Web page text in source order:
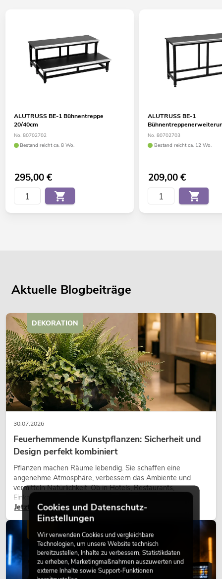
ALUTRUSS BE-1 Bühnentreppe
20/40cm
No. 80702702
Bestand reicht ca. 8 Wo.
295,00€
ALUTRUSS BE-1
No. 80702703
Bestand reicht ca. 12 Wo.
209,00€
Aktuelle Blogbeiträge
30.07.2026
Feuerhemmende Kunstpflanzen: Sicherheit und
Design perfekt kombiniert
Pflanzen machen Räume lebendig. Sie schaffen eine
angenehme Atmosphäre, verbessern das Ambiente und
vermitteln Natürlichkeit. Ob in Hotels, Restaurants,
Einkaufszentren, Bürogebäuden oder auf Messeständen:
eine hochwertige Begrünung gehört heute längst zum
modernen Raumkonzept.
Jetzt lesen
DEKORATION
LICHT
Cookies und Datenschutz-
Einstellungen
Wir verwenden Cookies und vergleichbare
Technologien, um unsere Website technisch
bereitzustellen, Inhalte zu verbessern, Statistikdaten
zu erheben, Marketingmaßnahmen auszuwerten und
externe Inhalte sowie Support-Funktionen